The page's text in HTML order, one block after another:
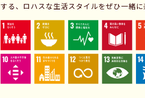
する、ロハスな生活スタイルをぜひ一緒に